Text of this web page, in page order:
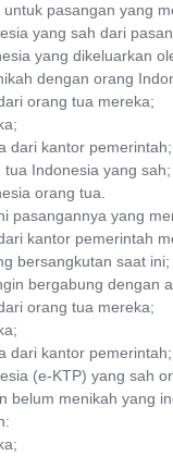
pasangan yang
yang sah dari
yang dikeluarkan
dengan orang
orang tua mereka;
dari kantor pemerintah;
Indonesia yang sah;
orang tua.
pasangannya yang
kantor pemerintah
bersangkutan saat ini;
bergabung dengan
orang tua mereka;
dari kantor pemerintah;
(e-KTP) yang sah
belum menikah yang